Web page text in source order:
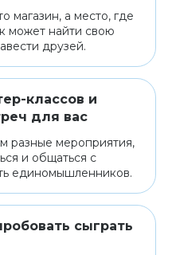
магазин, а место, где
может найти свою
друзей.
классов и
для вас
разные мероприятия,
и общаться с
единомышленников.
сыграть